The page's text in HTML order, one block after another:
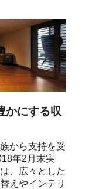
にする収
から支持を受
年2月末実
、広々とした
えやインテリ